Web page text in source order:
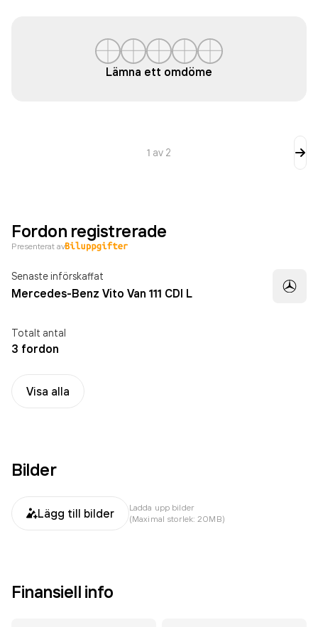
Lämna ett omdöme
1 av 2
Fordon registrerade
Presenterat av
Senaste införskaffat
Mercedes-Benz Vito Van 111 CDI L
Totalt antal
3 fordon
Visa alla
Bilder
Lägg till bilder
Ladda upp bilder
(Maximal storlek: 20MB)
Finansiell info